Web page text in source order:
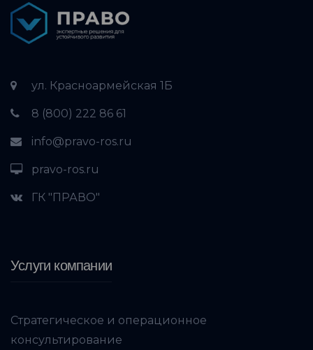
ул. Красноармейская 1Б
8 (800) 222 86 61
info@pravo-ros.ru
pravo-ros.ru
ГК "ПРАВО"
Услуги компании
Стратегическое и операционное
консультирование